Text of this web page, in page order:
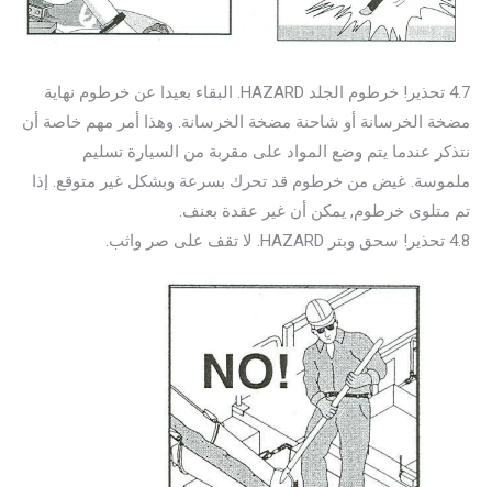
4.7 تحذير! خرطوم الجلد HAZARD. البقاء بعيدا عن خرطوم نهاية
مضخة الخرسانة أو شاحنة مضخة الخرسانة. وهذا أمر مهم خاصة أن
نتذكر عندما يتم وضع المواد على مقربة من السيارة تسليم
ملموسة. غيض من خرطوم قد تحرك بسرعة وبشكل غير متوقع. إذا
تم متلوى خرطوم, يمكن أن غير عقدة بعنف.
4.8 تحذير! سحق وبتر HAZARD. لا تقف على صر واثب.